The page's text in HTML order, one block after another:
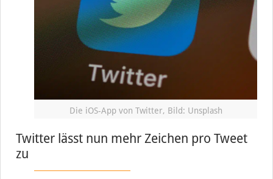
Die iOS-App von Twitter, Bild: Unsplash
Twitter lässt nun mehr Zeichen pro Tweet
zu